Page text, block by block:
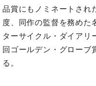
品賞にもノミネートされ
度、同作の監督を務めた
ターサイクル・ダイアリ
回ゴールデン・グローブ
る。